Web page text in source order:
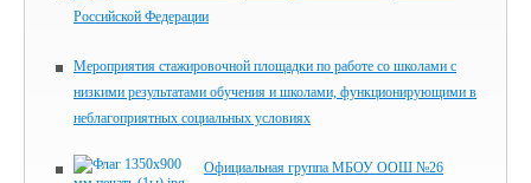
Российской Федерации
Мероприятия стажировочной площадки по работе со школами с
низкими результатами обучения и школами, функционирующими в
неблагоприятных социальных условиях
Официальная группа МБОУ ООШ №26